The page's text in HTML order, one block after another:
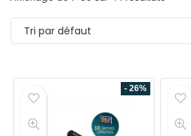
Tri par défaut
- 26%